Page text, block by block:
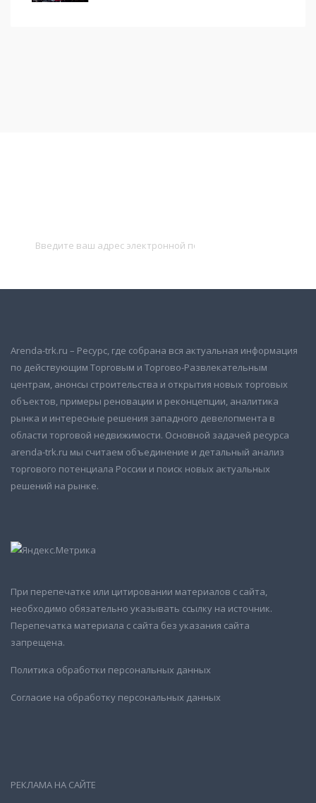
Arenda-trk.ru – Ресурс, где собрана вся актуальная информация
по действующим Торговым и Торгово-Развлекательным
центрам, анонсы строительства и открытия новых торговых
объектов, примеры реновации и реконцепции, аналитика
рынка и интересные решения западного девелопмента в
области торговой недвижимости. Основной задачей ресурса
arenda-trk.ru мы считаем объединение и детальный анализ
торгового потенциала России и поиск новых актуальных
решений на рынке.
При перепечатке или цитировании материалов с сайта,
необходимо обязательно указывать ссылку на источник.
Перепечатка материала с сайта без указания сайта
запрещена.
Политика обработки персональных данных
Согласие на обработку персональных данных
РЕКЛАМА НА САЙТЕ